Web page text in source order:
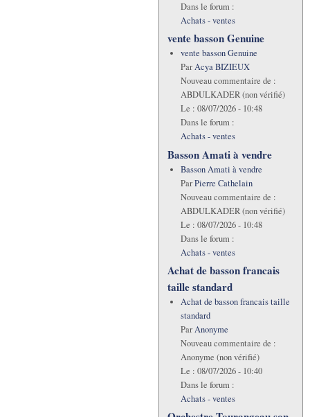
Dans le forum :
Achats - ventes
vente basson Genuine
vente basson Genuine
ParAcya BIZIEUX
Nouveau commentaire de :
ABDULKADER (non vérifié)
Le : 08/07/2026 - 10:48
Dans le forum :
Achats - ventes
Basson Amati à vendre
Basson Amati à vendre
ParPierre Cathelain
Nouveau commentaire de :
ABDULKADER (non vérifié)
Le : 08/07/2026 - 10:48
Dans le forum :
Achats - ventes
Achat de basson francais
taille standard
Achat de basson francais taille
standard
ParAnonyme
Nouveau commentaire de :
Anonyme (non vérifié)
Le : 08/07/2026 - 10:40
Dans le forum :
Achats - ventes